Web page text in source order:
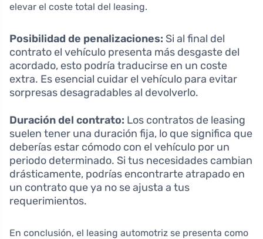
elevar el coste total del leasing.
Posibilidad de penalizaciones: Si al final del
contrato el vehículo presenta más desgaste del
acordado, esto podría traducirse en un coste
extra. Es esencial cuidar el vehículo para evitar
sorpresas desagradables al devolverlo.
Duración del contrato: Los contratos de leasing
suelen tener una duración fija, lo que significa que
deberías estar cómodo con el vehículo por un
periodo determinado. Si tus necesidades cambian
drásticamente, podrías encontrarte atrapado en
un contrato que ya no se ajusta a tus
requerimientos.
En conclusión, el leasing automotriz se presenta como